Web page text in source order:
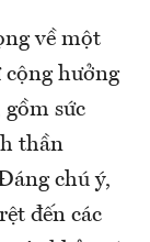
về một
cộng hưởng
gồm sức
thần
chú ý,
đến các